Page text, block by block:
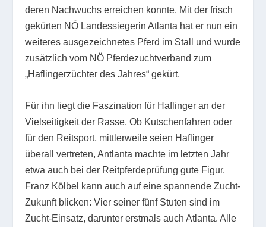
deren Nachwuchs erreichen konnte. Mit der frisch
gekürten NÖ Landessiegerin Atlanta hat er nun ein
weiteres ausgezeichnetes Pferd im Stall und wurde
zusätzlich vom NÖ Pferdezuchtverband zum
„Haflingerzüchter des Jahres“ gekürt.
Für ihn liegt die Faszination für Haflinger an der
Vielseitigkeit der Rasse. Ob Kutschenfahren oder
für den Reitsport, mittlerweile seien Haflinger
überall vertreten, Antlanta machte im letzten Jahr
etwa auch bei der Reitpferdeprüfung gute Figur.
Franz Kölbel kann auch auf eine spannende Zucht-
Zukunft blicken: Vier seiner fünf Stuten sind im
Zucht-Einsatz, darunter erstmals auch Atlanta. Alle